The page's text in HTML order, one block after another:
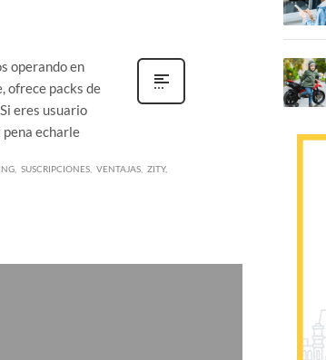
operando en
ofrece packs de
eres usuario
pena echarle
SUSCRIPCIONES VENTAJAS ZITY